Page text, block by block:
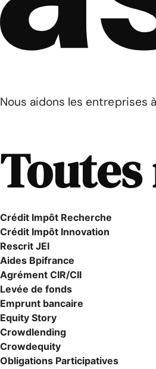
Nous aidons les entreprises
Crédit Impôt Recherche
Crédit Impôt Innovation
Rescrit JEI
Aides Bpifrance
Agrément CIR/CII
Levée de fonds
Emprunt bancaire
Equity Story
Crowdlending
Crowdequity
Obligations Participatives